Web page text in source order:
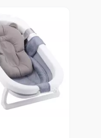
Vista Previa